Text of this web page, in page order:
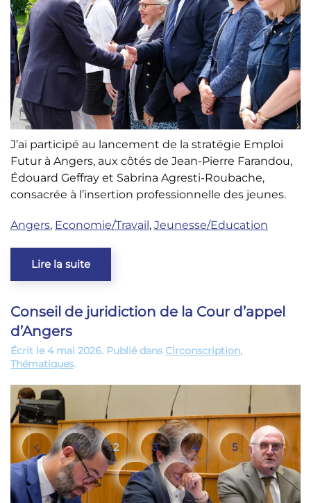
J’ai participé au lancement de la stratégie Emploi
Futur à Angers, aux côtés de Jean-Pierre Farandou,
Édouard Geffray et Sabrina Agresti-Roubache,
consacrée à l’insertion professionnelle des jeunes.
Angers, Economie/Travail , Jeunesse/Education
Lire la suite
Conseil de juridiction de la Cour d’appel
d’Angers
Écrit le4 mai 2026. Publié dans Circonscription,
Thématiques.
1 2 3 4 5 …
29